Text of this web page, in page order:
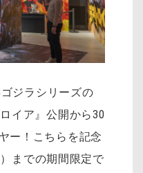
ジラシリーズの
イア』公開から30
ー！こちらを記念
までの期間限定で